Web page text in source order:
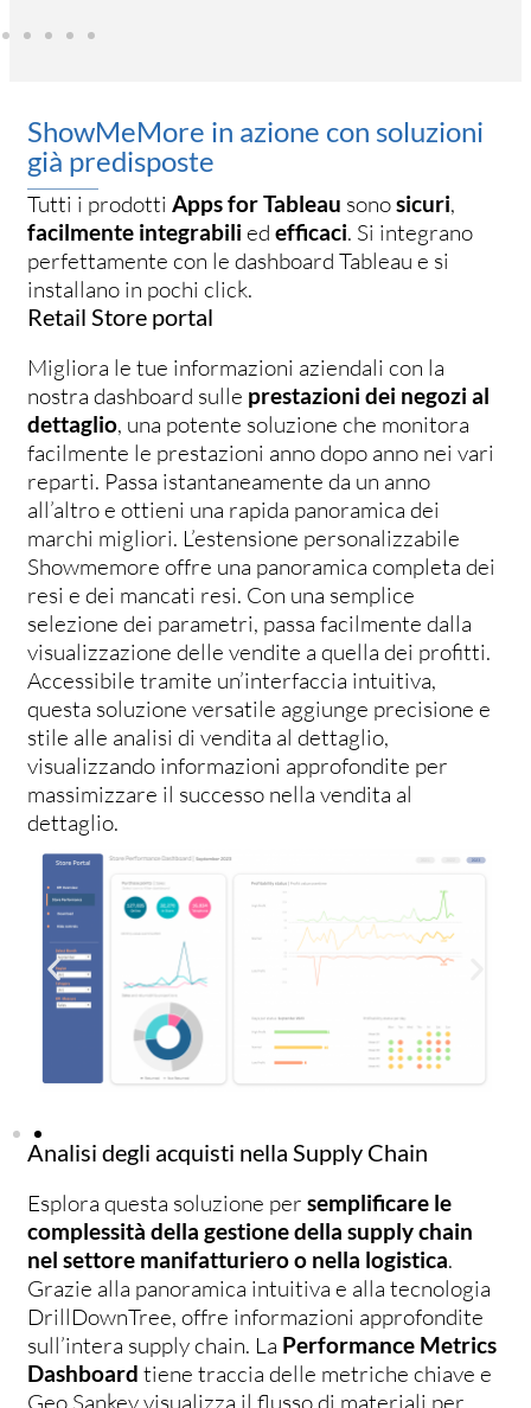
ShowMeMore in azione con soluzioni
già predisposte
Tutti i prodotti Apps for Tableau sonosicuri,
facilmente integrabili ed efficaci. Si integrano
perfettamente con le dashboard Tableau e si
installano in pochi click.
Retail Store portal
Migliora le tue informazioni aziendali con la
nostra dashboard sulle prestazioni dei negozi al
dettaglio, una potente soluzione che monitora
facilmente le prestazioni anno dopo anno nei vari
reparti. Passa istantaneamente da un anno
all’altro e ottieni una rapida panoramica dei
marchi migliori. L’estensione personalizzabile
Showmemore offre una panoramica completa dei
resi e dei mancati resi. Con una semplice
selezione dei parametri, passa facilmente dalla
visualizzazione delle vendite a quella dei profitti.
Accessibile tramite un’interfaccia intuitiva,
questa soluzione versatile aggiunge precisione e
stile alle analisi di vendita al dettaglio,
visualizzando informazioni approfondite per
massimizzare il successo nella vendita al
dettaglio.
Analisi degli acquisti nella Supply Chain
Esplora questa soluzione per semplificare le
complessità della gestione della supply chain
nel settore manifatturiero o nella logistica.
Grazie alla panoramica intuitiva e alla tecnologia
DrillDownTree, offre informazioni approfondite
sull’intera supply chain. La Performance Metrics
Dashboard tiene traccia delle metriche chiave e
Geo Sankey visualizza il flusso di materiali per